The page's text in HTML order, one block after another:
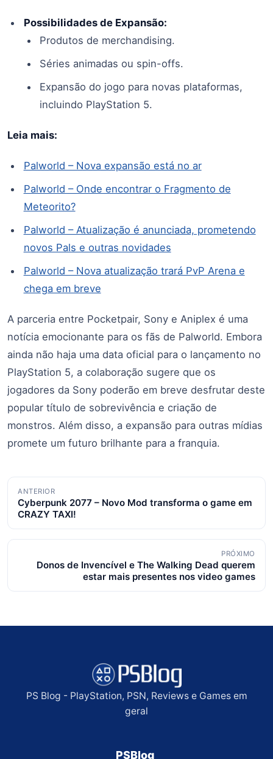
Possibilidades de Expansão:
Produtos de merchandising.
Séries animadas ou spin-offs.
Expansão do jogo para novas plataformas,
incluindo PlayStation 5.
Leia mais:
Palworld – Nova expansão está no ar
Palworld – Onde encontrar o Fragmento de
Meteorito?
Palworld – Atualização é anunciada, prometendo
novos Pals e outras novidades
Palworld – Nova atualização trará PvP Arena e
chega em breve
A parceria entre Pocketpair, Sony e Aniplex é uma
notícia emocionante para os fãs de Palworld. Embora
ainda não haja uma data oficial para o lançamento no
PlayStation 5, a colaboração sugere que os
jogadores da Sony poderão em breve desfrutar deste
popular título de sobrevivência e criação de
monstros. Além disso, a expansão para outras mídias
promete um futuro brilhante para a franquia.
Navegação
de
posts
ANTERIOR
Cyberpunk 2077 – Novo Mod transforma o game em
CRAZY TAXI!
PRÓXIMO
Donos de Invencível e The Walking Dead querem
estar mais presentes nos video games
PS Blog - PlayStation, PSN, Reviews e Games em
geral
PSBlog